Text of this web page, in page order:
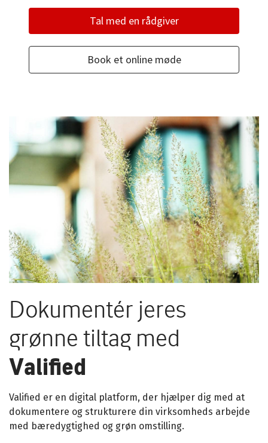
Tal med en rådgiver
Book et online møde
Dokumentér jeres
grønne tiltag med
Valified
Valified er en digital platform, der hjælper dig med at
dokumentere og strukturere din virksomheds arbejde
med bæredygtighed og grøn omstilling.